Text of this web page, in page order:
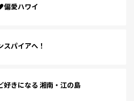
愛ハワイ
スパイアへ！
好きになる 湘南・江の島